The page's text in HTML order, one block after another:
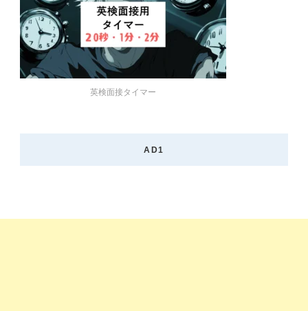
英検面接タイマー
AD1